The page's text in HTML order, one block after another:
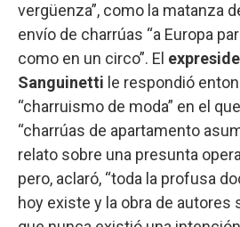
vergüenza”, como la matanza
envío de charrúas “a Europa
como en un circo”. El
Sanguinetti le respondió
“charruismo de moda” en el
“charrúas de apartamento
relato sobre una presunta
pero, aclaró, “toda la profusa
hoy existe y la obra de autores